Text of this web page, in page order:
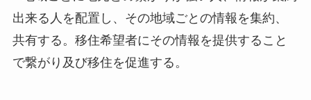
出来る人を配置し、その地域ごとの情報を集約、
共有する。移住希望者にその情報を提供すること
で繋がり及び移住を促進する。